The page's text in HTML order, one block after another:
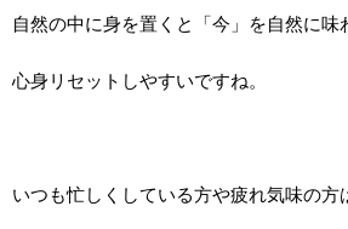
自然の中に身を置くと「今」を自然に味
心身リセットしやすいですね。
いつも忙しくしている方や疲れ気味の方